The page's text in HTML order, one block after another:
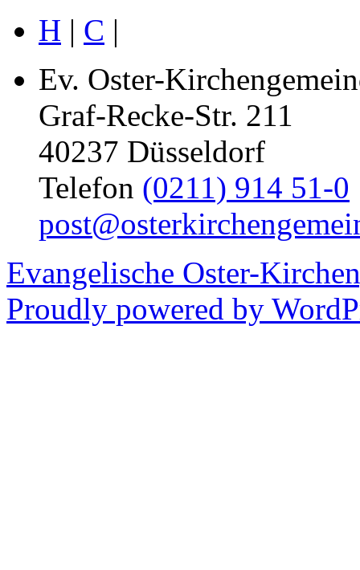
H | C |
Ev. Oster-
Graf-Recke-Str. 211
40237 Düsseldorf
Telefon (0211) 914 51-0
Evangelische Oster-
Proudly powered by